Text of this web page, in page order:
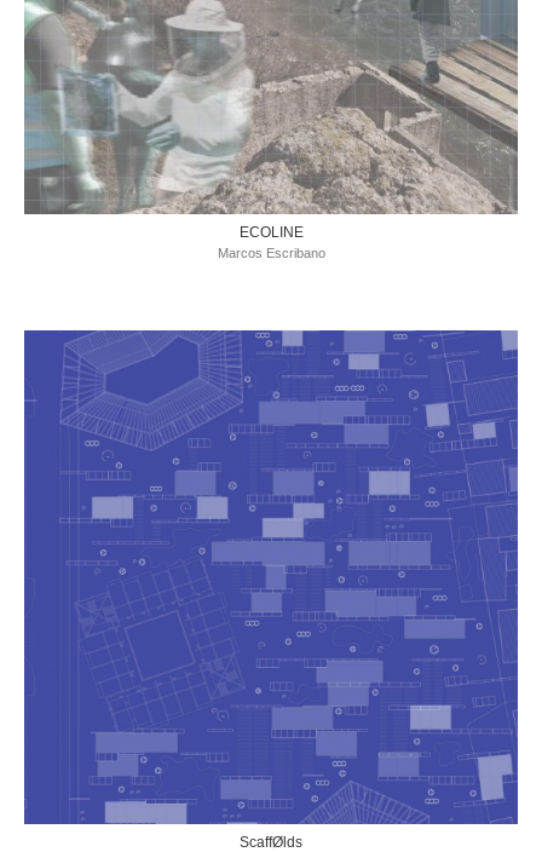
ECOLINE
Marcos Escribano
ScaffØlds